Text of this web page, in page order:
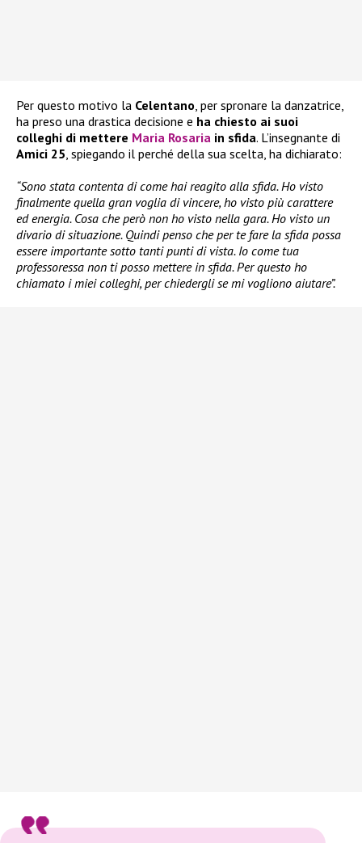
Per questo motivo la Celentano, per spronare la danzatrice,
ha preso una drastica decisione e ha chiesto ai suoi
colleghi di mettere Maria Rosaria in sfida. L’insegnante di
Amici 25, spiegando il perché della sua scelta, ha dichiarato:
“Sono stata contenta di come hai reagito alla sfida. Ho visto
finalmente quella gran voglia di vincere, ho visto più carattere
ed energia. Cosa che però non ho visto nella gara. Ho visto un
divario di situazione. Quindi penso che per te fare la sfida possa
essere importante sotto tanti punti di vista. Io come tua
professoressa non ti posso mettere in sfida. Per questo ho
chiamato i miei colleghi, per chiedergli se mi vogliono aiutare”.